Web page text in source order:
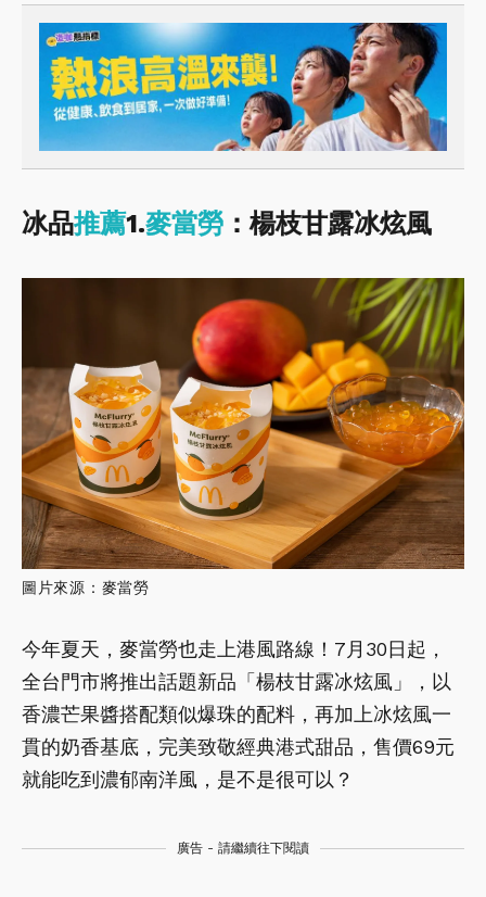
冰品推薦1.麥當勞 ：楊枝甘露冰炫風
圖片來源：麥當勞
今年夏天，麥當勞也走上港風路線！7月30日起，
全台門市將推出話題新品「楊枝甘露冰炫風」，以
香濃芒果醬搭配類似爆珠的配料，再加上冰炫風一
貫的奶香基底，完美致敬經典港式甜品，售價69元
就能吃到濃郁南洋風，是不是很可以？
廣告 - 請繼續往下閱讀